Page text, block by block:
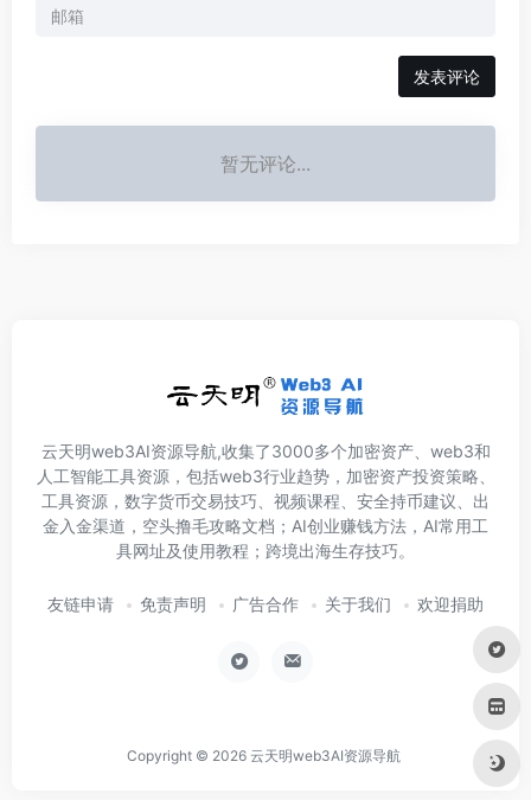
发表评论
暂无评论...
云天明web3AI资源导航,收集了3000多个加密资产、web3和
人工智能工具资源，包括web3行业趋势，加密资产投资策略、
工具资源，数字货币交易技巧、视频课程、安全持币建议、出
金入金渠道，空头撸毛攻略文档；AI创业赚钱方法，AI常用工
具网址及使用教程；跨境出海生存技巧。
友链申请 免责声明 广告合作 关于我们 欢迎捐助
Copyright © 2026 云天明web3AI资源导航